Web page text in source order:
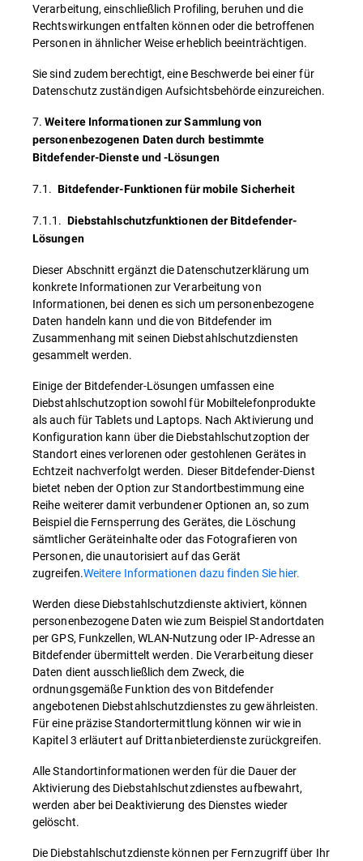
Verarbeitung, einschließlich Profiling, beruhen und die
Rechtswirkungen entfalten können oder die betroffenen
Personen in ähnlicher Weise erheblich beeinträchtigen.
Sie sind zudem berechtigt, eine Beschwerde bei einer für
Datenschutz zuständigen Aufsichtsbehörde einzureichen.
7.Weitere Informationen zur Sammlung von
personenbezogenen Daten durch bestimmte
Bitdefender-Dienste und -Lösungen
7.1. Bitdefender-Funktionen für mobile Sicherheit
7.1.1. Diebstahlschutzfunktionen der Bitdefender-
Lösungen
Dieser Abschnitt ergänzt die Datenschutzerklärung um
konkrete Informationen zur Verarbeitung von
Informationen, bei denen es sich um personenbezogene
Daten handeln kann und die von Bitdefender im
Zusammenhang mit seinen Diebstahlschutzdiensten
gesammelt werden.
Einige der Bitdefender-Lösungen umfassen eine
Diebstahlschutzoption sowohl für Mobiltelefonprodukte
als auch für Tablets und Laptops. Nach Aktivierung und
Konfiguration kann über die Diebstahlschutzoption der
Standort eines verlorenen oder gestohlenen Gerätes in
Echtzeit nachverfolgt werden. Dieser Bitdefender-Dienst
bietet neben der Option zur Standortbestimmung eine
Reihe weiterer damit verbundener Optionen an, so zum
Beispiel die Fernsperrung des Gerätes, die Löschung
sämtlicher Geräteinhalte oder das Fotografieren von
Personen, die unautorisiert auf das Gerät
zugreifen.Weitere Informationen dazu finden Sie hier.
Werden diese Diebstahlschutzdienste aktiviert, können
personenbezogene Daten wie zum Beispiel Standortdaten
per GPS, Funkzellen, WLAN-Nutzung oder IP-Adresse an
Bitdefender übermittelt werden. Die Verarbeitung dieser
Daten dient ausschließlich dem Zweck, die
ordnungsgemäße Funktion des von Bitdefender
angebotenen Diebstahlschutzdienstes zu gewährleisten.
Für eine präzise Standortermittlung können wir wie in
Kapitel 3 erläutert auf Drittanbieterdienste zurückgreifen.
Alle Standortinformationen werden für die Dauer der
Aktivierung des Diebstahlschutzdienstes aufbewahrt,
werden aber bei Deaktivierung des Dienstes wieder
gelöscht.
Die Diebstahlschutzdienste können per Fernzugriff über Ihr